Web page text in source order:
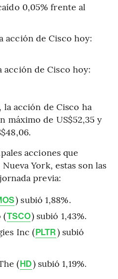
0,05% frente al
acción de Cisco hoy:
acción de Cisco hoy:
la acción de Cisco ha
máximo de US$52,35 y
acciones que
York, estas son las
previa:
) subió 1,88%.
(TSCO) subió 1,43%.
Inc (PLTR) subió
(HD) subió 1,19%.